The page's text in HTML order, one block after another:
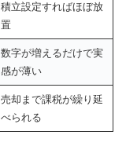
積立設定すればほぼ放
置
数字が増えるだけで実
感が薄い
売却まで課税が繰り延
べられる